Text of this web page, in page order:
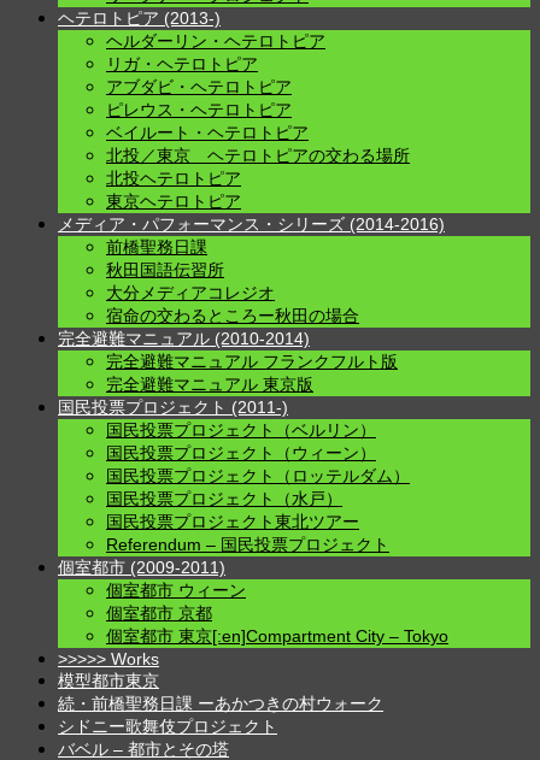
ヘテロトピア (2013-)
ヘルダーリン・ヘテロトピア
リガ・ヘテロトピア
アブダビ・ヘテロトピア
ピレウス・ヘテロトピア
ベイルート・ヘテロトピア
北投／東京 ヘテロトピアの交わる場所
北投ヘテロトピア
東京ヘテロトピア
メディア・パフォーマンス・シリーズ (2014-2016)
前橋聖務日課
秋田国語伝習所
大分メディアコレジオ
宿命の交わるところー秋田の場合
完全避難マニュアル (2010-2014)
完全避難マニュアル フランクフルト版
完全避難マニュアル 東京版
国民投票プロジェクト (2011-)
国民投票プロジェクト（ベルリン）
国民投票プロジェクト（ウィーン）
国民投票プロジェクト（ロッテルダム）
国民投票プロジェクト（水戸）
国民投票プロジェクト東北ツアー
Referendum – 国民投票プロジェクト
個室都市 (2009-2011)
個室都市 ウィーン
個室都市 京都
個室都市 東京[:en]Compartment City – Tokyo
>>>>> Works
模型都市東京
続・前橋聖務日課 ーあかつきの村ウォーク
シドニー歌舞伎プロジェクト
バベル – 都市とその塔